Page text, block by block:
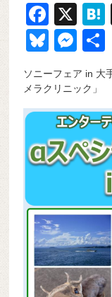
F
a
c
e
b
o
o
k
X
Bl
e
sk
y
M
ss
e
n
g
ソニーフェア in 大
メラクリニック」